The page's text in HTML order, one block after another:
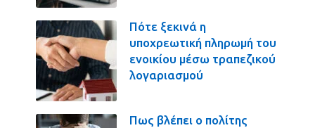
Πότε ξεκινά η
υποχρεωτική πληρωμή του
ενοικίου μέσω τραπεζικού
λογαριασμού
Πως βλέπει ο πολίτης